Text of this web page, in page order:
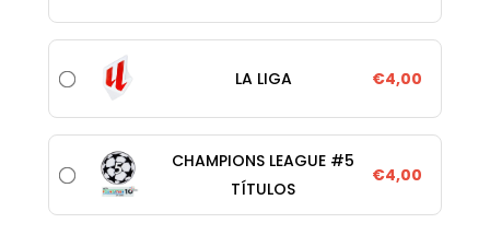
LA LIGA €4,00
CHAMPIONS LEAGUE #5
TÍTULOS
€4,00